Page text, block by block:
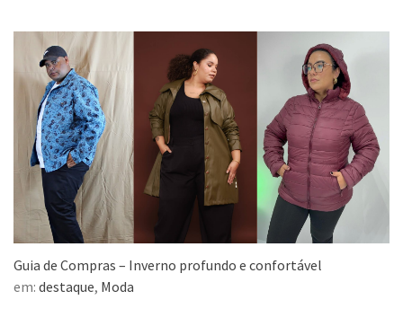
Guia de Compras – Inverno profundo e confortável
em: destaque, Moda